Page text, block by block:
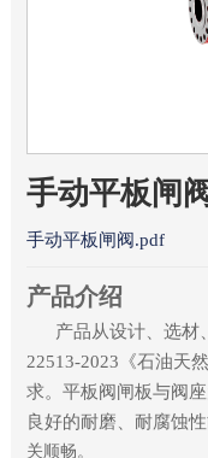
手动平板闸阀
手动平板闸阀.pdf
产品介绍
产品从设计、选材
22513-2023《石油天
求。平板阀闸板与阀
良好的耐磨、耐腐蚀
关顺畅。